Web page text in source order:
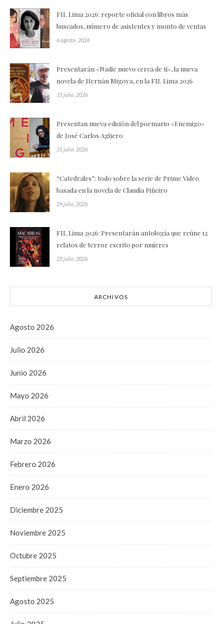
FIL Lima 2026: reporte oficial con libros más
buscados, número de asistentes y monto de ventas
6 agosto, 2026
Presentarán «Nadie nuevo cerca de ti», la nueva
novela de Hernán Migoya, en la FIL Lima 2026
31 julio, 2026
Presentan nueva edición del poemario «Enemigo»
de José Carlos Agüero
31 julio, 2026
“Catedrales”: todo sobre la serie de Prime Video
basada en la novela de Claudia Piñeiro
29 julio, 2026
FIL Lima 2026: Presentarán antología que reúne 12
relatos de terror escrito por mujeres
25 julio, 2026
ARCHIVOS
Agosto 2026
Julio 2026
Junio 2026
Mayo 2026
Abril 2026
Marzo 2026
Febrero 2026
Enero 2026
Diciembre 2025
Noviembre 2025
Octubre 2025
Septiembre 2025
Agosto 2025